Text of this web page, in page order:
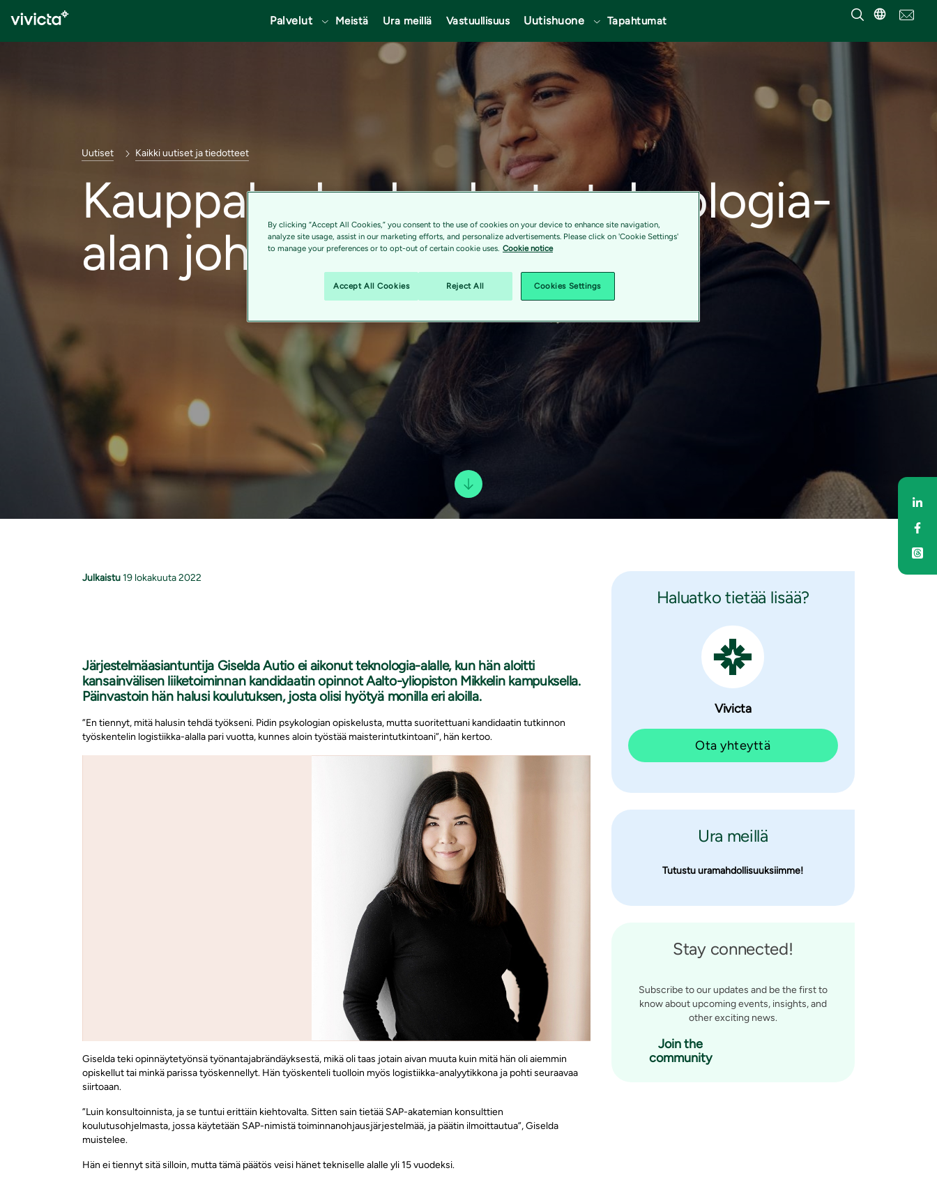
Palvelut Meistä Ura meillä Vastuullisuus Uutishuone Tapahtumat
Uutiset Kaikki uutiset ja tiedotteet
Kauppakorkeakoulusta teknologia-
alan johtajaksi
Julkaistu19 lokakuuta 2022
Järjestelmäasiantuntija Giselda Autio ei aikonut teknologia-alalle, kun hän aloitti
kansainvälisen liiketoiminnan kandidaatin opinnot Aalto-yliopiston Mikkelin kampuksella.
Päinvastoin hän halusi koulutuksen, josta olisi hyötyä monilla eri aloilla.
”En tiennyt, mitä halusin tehdä työkseni. Pidin psykologian opiskelusta, mutta suoritettuani kandidaatin tutkinnon
työskentelin logistiikka-alalla pari vuotta, kunnes aloin työstää maisterintutkintoani”, hän kertoo.
Giselda teki opinnäytetyönsä työnantajabrändäyksestä, mikä oli taas jotain aivan muuta kuin mitä hän oli aiemmin
opiskellut tai minkä parissa työskennellyt. Hän työskenteli tuolloin myös logistiikka-analyytikkona ja pohti seuraavaa
siirtoaan.
”Luin konsultoinnista, ja se tuntui erittäin kiehtovalta. Sitten sain tietää SAP-akatemian konsulttien
koulutusohjelmasta, jossa käytetään SAP-nimistä toiminnanohjausjärjestelmää, ja päätin ilmoittautua”, Giselda
muistelee.
Hän ei tiennyt sitä silloin, mutta tämä päätös veisi hänet tekniselle alalle yli 15 vuodeksi.
Haluatko tietää lisää?
Vivicta
Ota yhteyttä
Ura meillä
Tutustu uramahdollisuuksiimme!
Stay connected!
Subscribe to our updates and be the first to
know about upcoming events, insights, and
other exciting news.
Join the
community
By clicking “Accept All Cookies,” you consent to the use of cookies on your device to enhance site navigation,
analyze site usage, assist in our marketing efforts, and personalize advertisements. Please click on 'Cookie Settings'
to manage your preferences or to opt-out of certain cookie uses. Cookie notice
Accept All Cookies Reject All Cookies Settings